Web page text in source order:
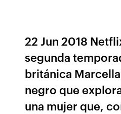
22 Jun 2018
segunda
británica
negro que
una mujer que,